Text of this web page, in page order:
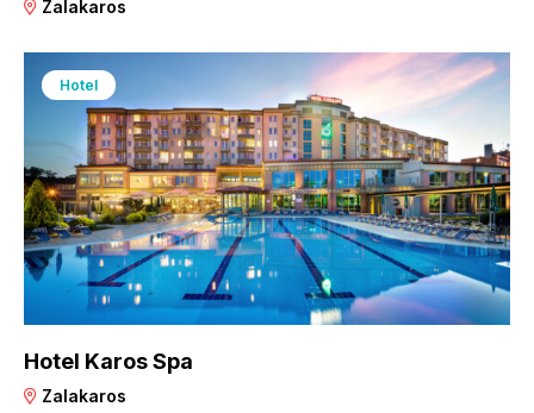
Zalakaros
Hotel
Hotel Karos Spa
Zalakaros